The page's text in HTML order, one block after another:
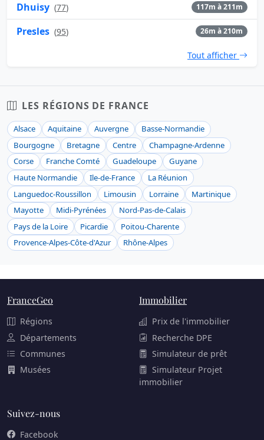
Dhuisy (77) 117m à 211m
Presles (95) 26m à 210m
Tout afficher
LES RÉGIONS DE FRANCE
Alsace Aquitaine Auvergne
Basse-Normandie
Bourgogne
Bretagne Centre
Champagne-Ardenne
Corse
Franche Comté Guadeloupe
Guyane
Haute Normandie
Ile-de-France
La Réunion
Languedoc-Roussillon
Limousin Lorraine
Martinique
Mayotte
Midi-Pyrénées
Nord-Pas-de-Calais
Pays de la Loire
Picardie
Poitou-Charente
Provence-Alpes-Côte-d'Azur
Rhône-Alpes
FranceGeo
Régions
Départements
Communes
Musées
Immobilier
Prix de l'immobilier
Recherche DPE
Simulateur de prêt
Simulateur Projet
immobilier
Suivez-nous
Facebook